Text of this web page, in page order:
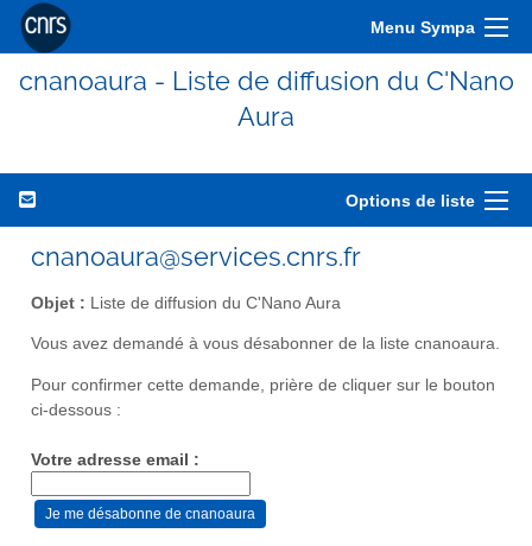
Menu Sympa
cnanoaura - Liste de diffusion du C'Nano
Aura
Options de liste
cnanoaura@services.cnrs.fr
Objet : Liste de diffusion du C'Nano Aura
Vous avez demandé à vous désabonner de la liste cnanoaura.
Pour confirmer cette demande, prière de cliquer sur le bouton
ci-dessous :
Votre adresse email :